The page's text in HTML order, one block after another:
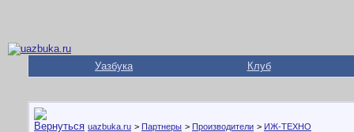
Уазбука Клуб
uazbuka.ru > Партнеры > Производители > ИЖ-ТЕХНО